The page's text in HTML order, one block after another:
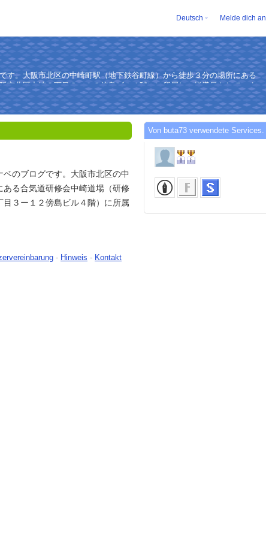
Deutsch Melde dich an
す。大阪市北区の中崎町駅（地下鉄谷町線）から徒歩３分の場所にある
市北区中崎２丁目３ー１２傍島ビル４階）に所属し、指導員もしていま
のブログです。大阪市北区の中
る合気道研修会中崎道場（研修
３ー１２傍島ビル４階）に所属
Von buta73 verwendete Services.
- Hinweis - Kontakt